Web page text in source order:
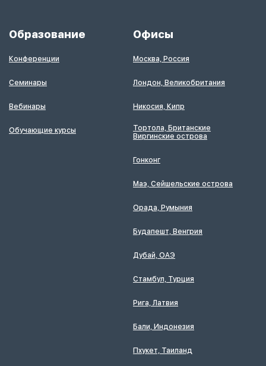
Образование
Конференции
Семинары
Вебинары
Обучающие курсы
Офисы
Москва, Россия
Лондон, Великобритания
Никосия, Кипр
Тортола, Британские
Виргинские острова
Гонконг
Маэ, Сейшельские острова
Орада, Румыния
Будапешт, Венгрия
Дубай, ОАЭ
Стамбул, Турция
Рига, Латвия
Бали, Индонезия
Пхукет, Таиланд